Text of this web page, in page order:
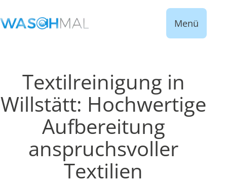
Menü
Textilreinigung in
Willstätt: Hochwertige
Aufbereitung
anspruchsvoller
Textilien